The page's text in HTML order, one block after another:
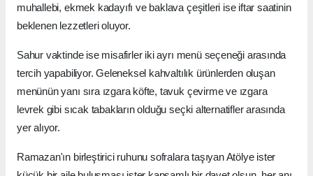
muhallebi, ekmek kadayıfı ve baklava çeşitleri ise iftar saatinin
beklenen lezzetleri oluyor.
Sahur vaktinde ise misafirler iki ayrı menü seçeneği arasında
tercih yapabiliyor. Geleneksel kahvaltılık ürünlerden oluşan
menünün yanı sıra ızgara köfte, tavuk çevirme ve ızgara
levrek gibi sıcak tabakların olduğu seçki alternatifler arasında
yer alıyor.
Ramazan'ın birleştirici ruhunu sofralara taşıyan Atölye ister